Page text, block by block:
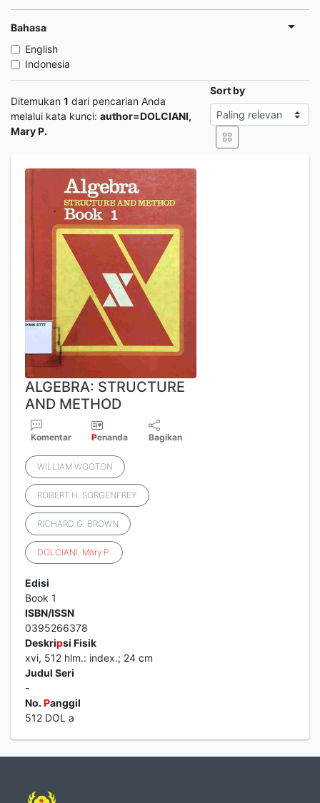
Bahasa
English
Indonesia
Ditemukan 1 dari pencarian Anda
melalui kata kunci: author=DOLCIANI,
Mary P.
Sort by
ALGEBRA: STRUCTURE
AND METHOD
Komentar Penanda Bagikan
WILLIAM WOOTON
ROBERT H. SORGENFREY
RICHARD G. BROWN
DOLCIANI, Mary P.
Edisi
Book 1
ISBN/ISSN
0395266378
Deskripsi Fisik
xvi, 512 hlm.: index.; 24 cm
Judul Seri
-
No. Panggil
512 DOL a